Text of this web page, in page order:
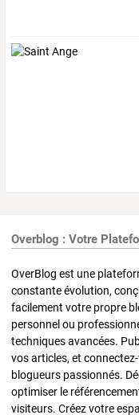
Overblog : Votre
OverBlog est une
constante évolution,
facilement votre propre
personnel ou
techniques avancées.
vos articles, et
blogueurs passionnés.
optimiser le
visiteurs. Créez votre